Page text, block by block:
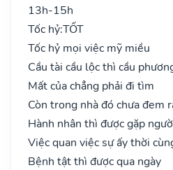
13h-15h
Tốc hỷ:TỐT
Tốc hỷ mọi việc mỹ miều
Cầu tài cầu lộc thì cầu
Mất của chẳng phải đi tìm
Còn trong nhà đó chưa đem
Hành nhân thì được gặp
Việc quan việc sự ấy thời
Bệnh tật thì được qua ngày